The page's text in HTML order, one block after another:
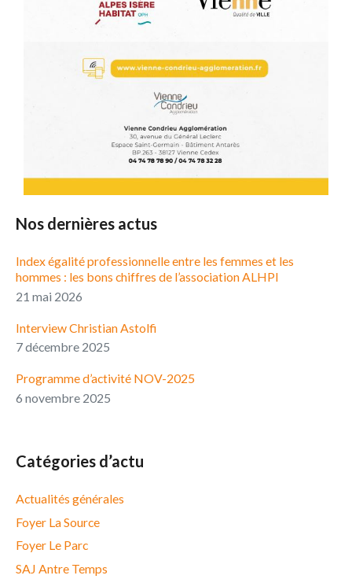
Nos dernières actus
Index égalité professionnelle entre les femmes et les
hommes : les bons chiffres de l’association ALHPI
21 mai 2026
Interview Christian Astolfi
7 décembre 2025
Programme d’activité NOV-2025
6 novembre 2025
Catégories d’actu
Actualités générales
Foyer La Source
Foyer Le Parc
SAJ Antre Temps